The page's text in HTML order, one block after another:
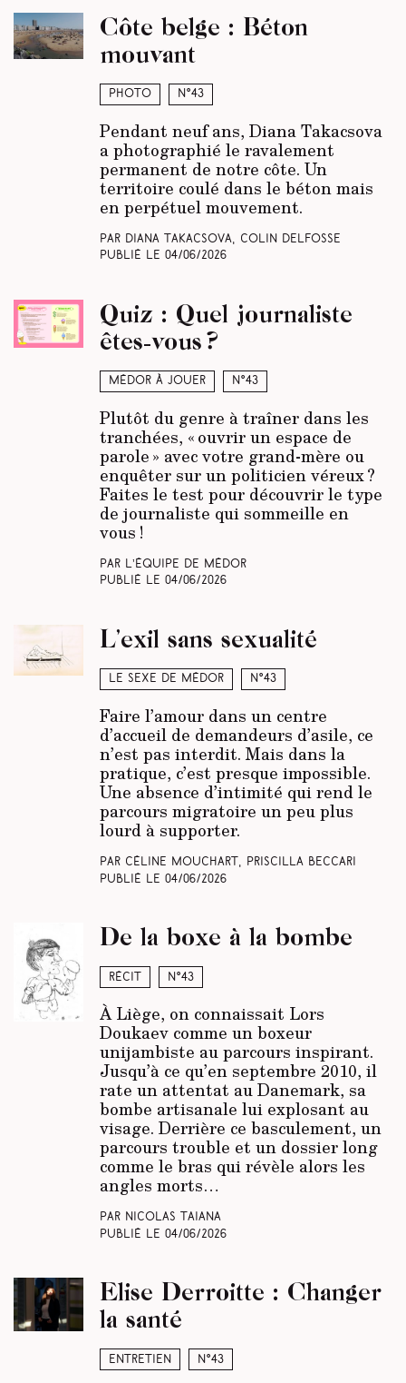
Photo N°43
Côte belge : Béton
mouvant
Pendant neuf ans, Diana Takacsova
a photographié le ravalement
permanent de notre côte. Un
territoire coulé dans le béton mais
en perpétuel mouvement.
Par Diana Takacsova, Colin Delfosse
Publié le 04/06/2026
Médor à jouer N°43
Quiz : Quel journaliste
êtes-vous ?
Plutôt du genre à traîner dans les
tranchées, « ouvrir un espace de
parole » avec votre grand-mère ou
enquêter sur un politicien véreux ?
Faites le test pour découvrir le type
de journaliste qui sommeille en
vous !
Par L’équipe de Médor
Publié le 04/06/2026
Le sexe de Médor N°43
L’exil sans sexualité
Faire l’amour dans un centre
d’accueil de demandeurs d’asile, ce
n’est pas interdit. Mais dans la
pratique, c’est presque impossible.
Une absence d’intimité qui rend le
parcours migratoire un peu plus
lourd à supporter.
Par Céline Mouchart, Priscilla Beccari
Publié le 04/06/2026
Récit N°43
De la boxe à la bombe
À Liège, on connaissait Lors
Doukaev comme un boxeur
unijambiste au parcours inspirant.
Jusqu’à ce qu’en septembre 2010, il
rate un attentat au Danemark, sa
bombe artisanale lui explosant au
visage. Derrière ce basculement, un
parcours trouble et un dossier long
comme le bras qui révèle alors les
angles morts…
Par Nicolas Taiana
Publié le 04/06/2026
Entretien N°43
Elise Derroitte : Changer
la santé